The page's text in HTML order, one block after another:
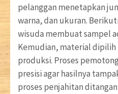
pelanggan menetapkan
warna, dan ukuran.
wisuda membuat sampel
Kemudian, material
produksi. Proses
presisi agar hasilnya
proses penjahitan